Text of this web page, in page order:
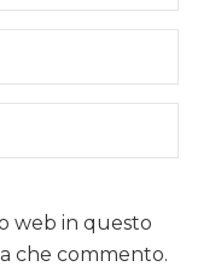
web in questo
che commento.